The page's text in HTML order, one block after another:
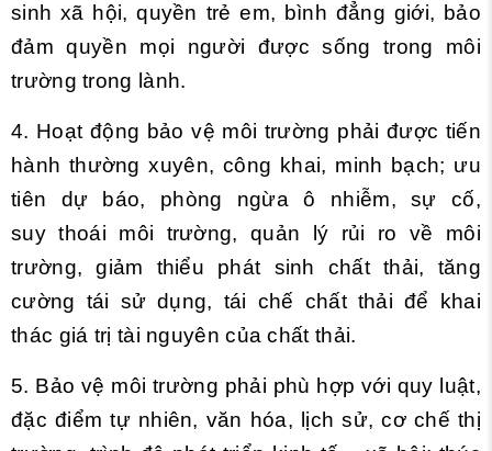
sinh xã hội, quyền trẻ em, bình đẳng giới, bảo
đảm quyền mọi người được sống trong môi
trường trong lành.
4. Hoạt động bảo vệ môi trường phải được tiến
hành thường xuyên, công khai, minh bạch; ưu
tiên dự báo, phòng ngừa ô nhiễm, sự cố,
suy thoái môi trường, quản lý rủi ro về môi
trường, giảm thiểu phát sinh chất thải, tăng
cường tái sử dụng, tái chế chất thải để khai
thác giá trị tài nguyên của chất thải.
5. Bảo vệ môi trường phải phù hợp với quy luật,
đặc điểm tự nhiên, văn hóa, lịch sử, cơ chế thị